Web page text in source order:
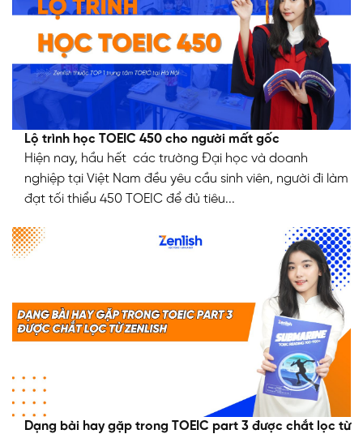
Lộ trình học TOEIC 450 cho người mất gốc
Hiện nay, hầu hết các trường Đại học và doanh
nghiệp tại Việt Nam đều yêu cầu sinh viên, người đi làm
đạt tối thiểu 450 TOEIC để đủ tiêu...
Dạng bài hay gặp trong TOEIC part 3 được chắt lọc từ